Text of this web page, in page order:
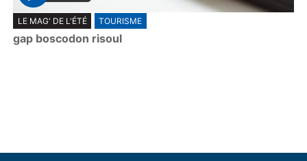
P
l
a
LE MAG' DE L'ÉTÉ TOURISME
gap boscodon risoul